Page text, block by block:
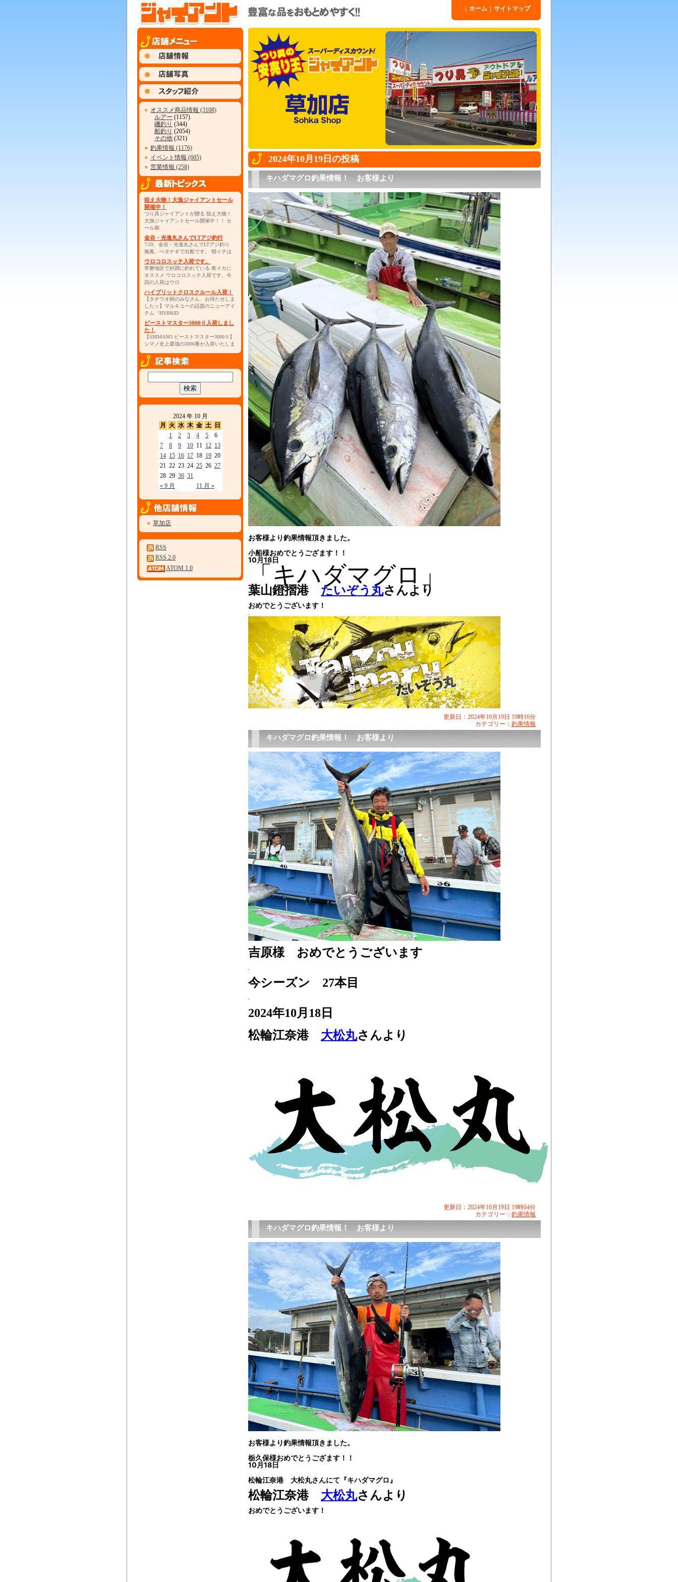
ホーム サイトマップ
● オススメ商品情報 (3108)
ルアー (1157)
磯釣り (344)
船釣り (2054)
その他 (321)
● 釣果情報 (1176)
● イベント情報 (605)
● 営業情報 (258)
狙え大物！大漁ジャイアントセール
開催中！
つり具ジャイアントが贈る 狙え大物！
大漁ジャイアントセール開催中！！ セ
ール期
金谷・光進丸さんでLTアジ釣行
7/29、金谷・光進丸さんでLTアジ釣り
無風、ベタナギで出船です。 朝イチは
ウロコロスッテ入荷です。
常磐地区で好調に釣れている 夜イカに
オススメ ウロコロスッテ入荷です。今
回の入荷はウロ
ハイブリットクロスクルール入荷！
【タチウオ師のみなさん、お待たせしま
したッ】マルキユーの話題のニューアイ
テム『HYBRID
ビーストマスター3000Ⅱ入荷しまし
た！
【SHIMANO ビーストマスター3000Ⅱ】
シマノ史上最強の3000番が入荷いたしま
2024 年 10 月
月
火 水 木 金 土 日
« 9 月 11 月 »
1 2 3 4 5
6
7
8 9 10 11 12 13
14 15 16 17 18 19 20
21 22 23 24 25 26 27
28 29 30 31
● 草加店
RSS
RSS 2.0
ATOM 1.0
2024年10月19日の投稿
キハダマグロ釣果情報！ お客様より
お客様より釣果情報頂きました。
小船様おめでとうござます！！
10月18日
「キハダマグロ」
葉山鐙摺港 たいぞう丸さんより
おめでとうございます！
.
更新日：2024年10月19日 19時16分
カテゴリー： 釣果情報
キハダマグロ釣果情報！ お客様より
吉原様 おめでとうございます
.
今シーズン 27本目
.
2024年10月18日
.
松輪江奈港 大松丸さんより
更新日：2024年10月19日 19時04分
カテゴリー： 釣果情報
キハダマグロ釣果情報！ お客様より
お客様より釣果情報頂きました。
栃久保様おめでとうござます！！
10月18日
松輪江奈港 大松丸さんにて 『キハダマグロ』
松輪江奈港 大松丸さんより
おめでとうございます！